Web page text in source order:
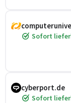
Sofort
cyberport.de
Sofort